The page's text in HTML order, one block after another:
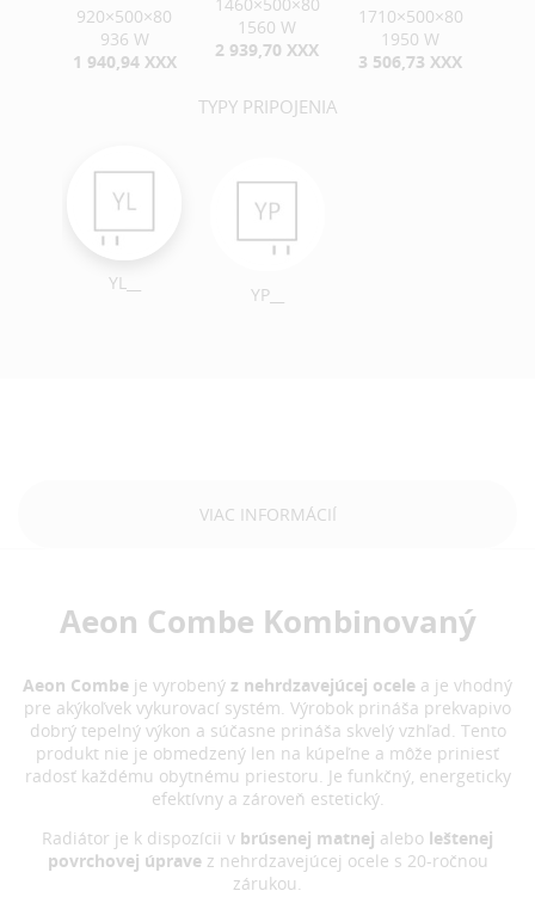
920×500×80
936 W
1 940,94 XXX
1560 W
2 939,70 XXX
1710×500×80
1950 W
3 506,73 XXX
TYPY PRIPOJENIA
YL__ YP__
VIAC INFORMÁCIÍ
Aeon Combe Kombinovaný
Aeon Combe je vyrobený z nehrdzavejúcej ocele a je vhodný
pre akýkoľvek vykurovací systém. Výrobok prináša prekvapivo
dobrý tepelný výkon a súčasne prináša skvelý vzhľad. Tento
produkt nie je obmedzený len na kúpeľne a môže priniesť
radosť každému obytnému priestoru. Je funkčný, energeticky
efektívny a zároveň estetický.
Radiátor je k dispozícii v brúsenej matnej alebo leštenej
povrchovej úpravez nehrdzavejúcej ocele s 20-ročnou
zárukou.